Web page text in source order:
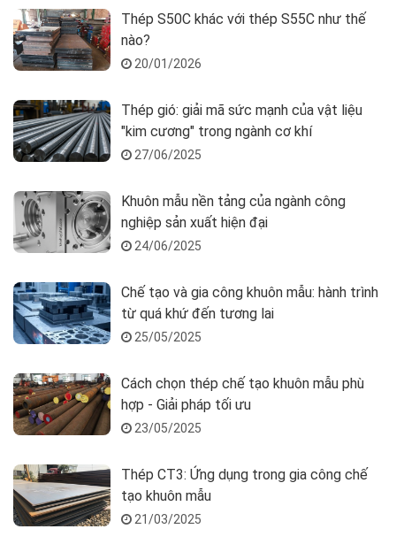
Thép S50C khác với thép S55C như thế
nào?
20/01/2026
Thép gió: giải mã sức mạnh của vật liệu
"kim cương" trong ngành cơ khí
27/06/2025
Khuôn mẫu nền tảng của ngành công
nghiệp sản xuất hiện đại
24/06/2025
Chế tạo và gia công khuôn mẫu: hành trình
từ quá khứ đến tương lai
25/05/2025
Cách chọn thép chế tạo khuôn mẫu phù
hợp - Giải pháp tối ưu
23/05/2025
Thép CT3: Ứng dụng trong gia công chế
tạo khuôn mẫu
21/03/2025